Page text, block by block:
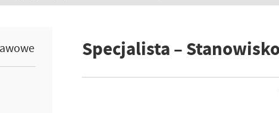
Specjalista –